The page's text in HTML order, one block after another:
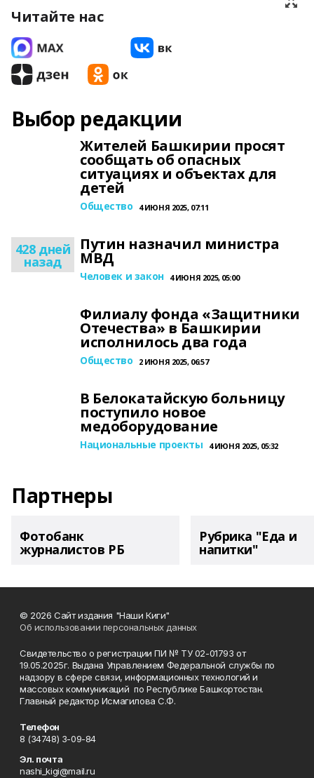
Читайте нас
Выбор редакции
Жителей Башкирии просят
сообщать об опасных
ситуациях и объектах для
детей
Общество 4 ИЮНЯ 2025, 07:11
428 дней
назад
Путин назначил министра
МВД
Человек и закон 4 ИЮНЯ 2025, 05:00
Филиалу фонда «Защитники
Отечества» в Башкирии
исполнилось два года
Общество 2 ИЮНЯ 2025, 06:57
В Белокатайскую больницу
поступило новое
медоборудование
Национальные проекты 4 ИЮНЯ 2025, 05:32
Партнеры
Фотобанк
журналистов РБ
Рубрика "Еда и
напитки"
© 2026 Сайт издания "Наши Киги"
Об использовании персональных данных
Свидетельство о регистрации ПИ № ТУ 02-01793 от
19.05.2025г. Выдана Управлением Федеральной службы по
надзору в сфере связи, информационных технологий и
массовых коммуникаций по Республике Башкортостан.
Главный редактор Исмагилова С.Ф.
Телефон
8 (34748) 3-09-84
Эл. почта
nashi_kigi@mail.ru